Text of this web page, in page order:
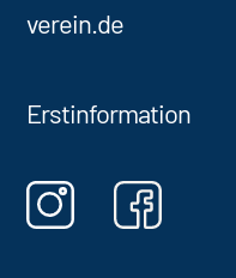
verein.de
Erstinformation